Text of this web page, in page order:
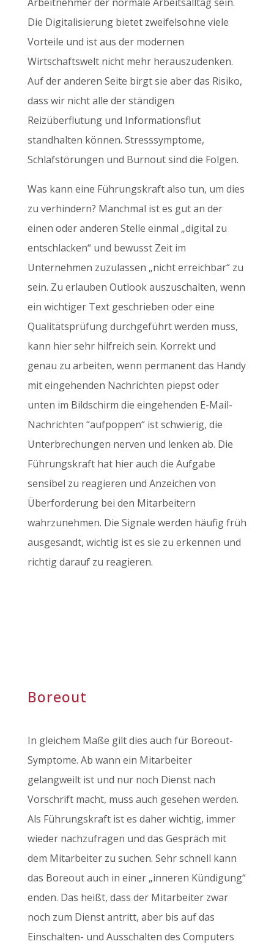
Die Digitalisierung bietet zweifelsohne viele
Vorteile und ist aus der modernen
Wirtschaftswelt nicht mehr herauszudenken.
Auf der anderen Seite birgt sie aber das Risiko,
dass wir nicht alle der ständigen
Reizüberflutung und Informationsflut
standhalten können. Stresssymptome,
Schlafstörungen und Burnout sind die Folgen.
Was kann eine Führungskraft also tun, um dies
zu verhindern? Manchmal ist es gut an der
einen oder anderen Stelle einmal „digital zu
entschlacken“ und bewusst Zeit im
Unternehmen zuzulassen „nicht erreichbar“ zu
sein. Zu erlauben Outlook auszuschalten, wenn
ein wichtiger Text geschrieben oder eine
Qualitätsprüfung durchgeführt werden muss,
kann hier sehr hilfreich sein. Korrekt und
genau zu arbeiten, wenn permanent das Handy
mit eingehenden Nachrichten piepst oder
unten im Bildschirm die eingehenden E-Mail-
Nachrichten “aufpoppen“ ist schwierig, die
Unterbrechungen nerven und lenken ab. Die
Führungskraft hat hier auch die Aufgabe
sensibel zu reagieren und Anzeichen von
Überforderung bei den Mitarbeitern
wahrzunehmen. Die Signale werden häufig früh
ausgesandt, wichtig ist es sie zu erkennen und
richtig darauf zu reagieren.
Boreout
In gleichem Maße gilt dies auch für Boreout-
Symptome. Ab wann ein Mitarbeiter
gelangweilt ist und nur noch Dienst nach
Vorschrift macht, muss auch gesehen werden.
Als Führungskraft ist es daher wichtig, immer
wieder nachzufragen und das Gespräch mit
dem Mitarbeiter zu suchen. Sehr schnell kann
das Boreout auch in einer „inneren Kündigung“
enden. Das heißt, dass der Mitarbeiter zwar
noch zum Dienst antritt, aber bis auf das
Einschalten- und Ausschalten des Computers